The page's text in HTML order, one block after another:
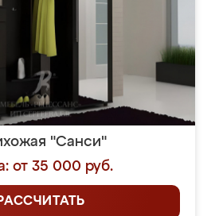
"Санси"
от 35 000 руб.